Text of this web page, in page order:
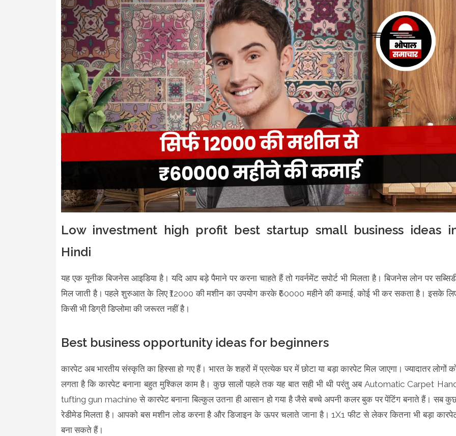
Low investment high profit best startup small business ideas
Hindi
यह एक यूनीक बिजनेस आइडिया है। यदि आप बड़े पैमाने पर करना चाहते हैं तो गवर्नमेंट सपोर्ट भी मिलता है। बिजनेस लोन पर
मिल जाती है। पहले शुरुआत के लिए ₹12000 की मशीन का उपयोग करके ₹60000 महीने की कमाई, कोई भी कर सकता है। इसके
किसी भी डिग्री डिप्लोमा की जरूरत नहीं है।
Best business opportunity ideas for beginners
कारपेट अब भारतीय संस्कृति का हिस्सा हो गए हैं। भारत के शहरों में प्रत्येक घर में छोटा या बड़ा कारपेट मिल जाएगा। ज्यादातर लोगों
लगता है कि कारपेट बनाना बहुत मुश्किल काम है। कुछ सालों पहले तक यह बात सही भी थी परंतु अब Automatic Carpet
tufting gun machine से कारपेट बनाना बिल्कुल उतना ही आसान हो गया है जैसे बच्चे अपनी कलर बुक पर पेंटिंग बनाते हैं। सब
रेडीमेड मिलता है। आपको बस मशीन लोड करना है और डिजाइन के ऊपर चलाते जाना है। 1X1 फीट से लेकर कितना भी बड़ा
बना सकते हैं।